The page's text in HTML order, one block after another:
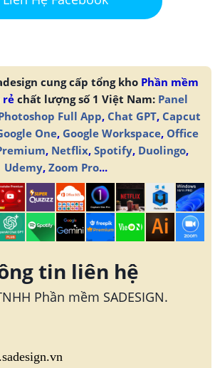
cung cấp tổng kho Phần mềm
rẻchất lượng số 1 Việt Nam: Panel
Full App, Chat GPT, Capcut
One, Google Workspace, Office
, Netflix, Spotify, Duolingo,
Udemy, Zoom Pro...
tin liên hệ
Phần mềm SADESIGN.